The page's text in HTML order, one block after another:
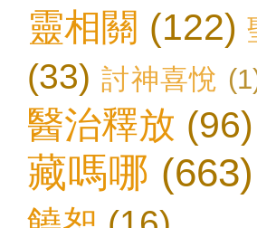
靈相關 (122)
(33) 討神喜悅
醫治釋放 (96)
藏嗎哪 (663)